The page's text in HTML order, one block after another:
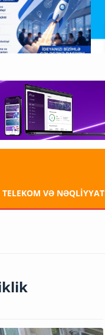
TELEKOM VƏ NƏQLİYYAT